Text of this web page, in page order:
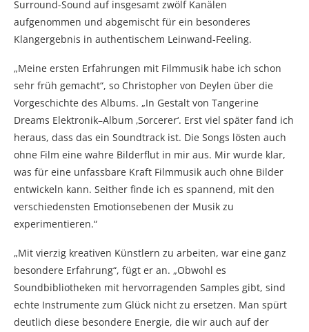
Surround-Sound auf insgesamt zwölf Kanälen
aufgenommen und abgemischt für ein besonderes
Klangergebnis in authentischem Leinwand-Feeling.
„Meine ersten Erfahrungen mit Filmmusik habe ich schon
sehr früh gemacht“, so Christopher von Deylen über die
Vorgeschichte des Albums. „In Gestalt von Tangerine
Dreams Elektronik–Album ‚Sorcerer‘. Erst viel später fand ich
heraus, dass das ein Soundtrack ist. Die Songs lösten auch
ohne Film eine wahre Bilderflut in mir aus. Mir wurde klar,
was für eine unfassbare Kraft Filmmusik auch ohne Bilder
entwickeln kann. Seither finde ich es spannend, mit den
verschiedensten Emotionsebenen der Musik zu
experimentieren.“
„Mit vierzig kreativen Künstlern zu arbeiten, war eine ganz
besondere Erfahrung“, fügt er an. „Obwohl es
Soundbibliotheken mit hervorragenden Samples gibt, sind
echte Instrumente zum Glück nicht zu ersetzen. Man spürt
deutlich diese besondere Energie, die wir auch auf der